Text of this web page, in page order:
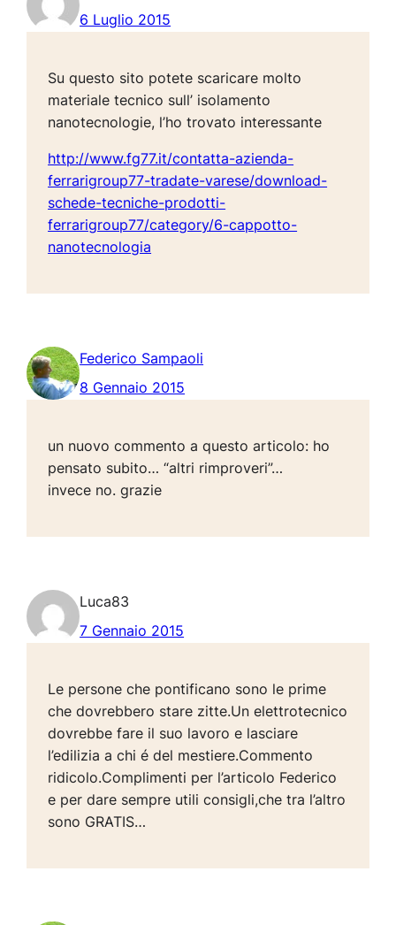
6 Luglio 2015
Su questo sito potete scaricare molto
materiale tecnico sull’ isolamento
nanotecnologie, l’ho trovato interessante
http://www.fg77.it/contatta-azienda-
ferrarigroup77-tradate-varese/download-
schede-tecniche-prodotti-
ferrarigroup77/category/6-cappotto-
nanotecnologia
Federico Sampaoli
8 Gennaio 2015
un nuovo commento a questo articolo: ho
pensato subito… “altri rimproveri”…
invece no. grazie
Luca83
7 Gennaio 2015
Le persone che pontificano sono le prime
che dovrebbero stare zitte.Un elettrotecnico
dovrebbe fare il suo lavoro e lasciare
l’edilizia a chi é del mestiere.Commento
ridicolo.Complimenti per l’articolo Federico
e per dare sempre utili consigli,che tra l’altro
sono GRATIS…